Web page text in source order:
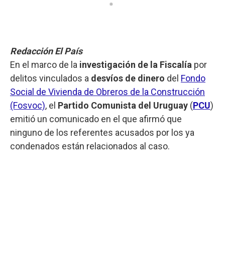
Redacción El País
En el marco de la investigación de la Fiscalía por
delitos vinculados a desvíos de dinero del Fondo
Social de Vivienda de Obreros de la Construcción
(Fosvoc), el Partido Comunista del Uruguay (PCU)
emitió un comunicado en el que afirmó que
ninguno de los referentes acusados por los ya
condenados están relacionados al caso.